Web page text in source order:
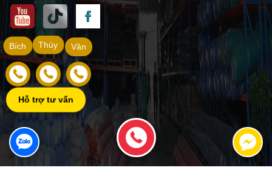
Vân
Thúy
Bích
Hỗ trợ tư vấn